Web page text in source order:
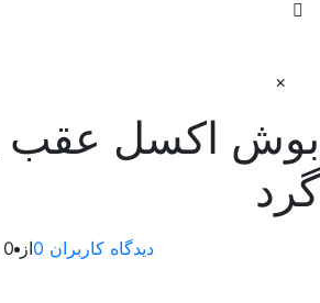
×
گرد
از 0 رای 0 دیدگاه کاربران